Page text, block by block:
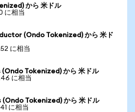
から 米ドル
に相当
(Ondo Tokenized) から 米ド
に相当
Tokenized) から 米ドル
に相当
Tokenized) から 米ドル
に相当